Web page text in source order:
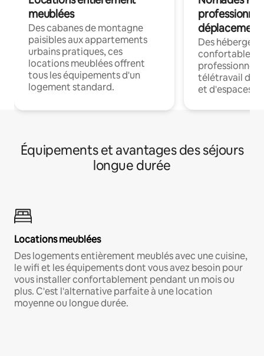
meublées
Des cabanes de montagne
paisibles aux appartements
urbains pratiques, ces
locations meublées offrent
tous les équipements d'un
logement standard.
déplacement
Des
confortables
professionnels
télétravail
et d'espaces
Équipements et avantages des séjours
longue durée
Locations meublées
Des logements entièrement meublés avec une cuisine,
le wifi et les équipements dont vous avez besoin pour
vous installer confortablement pendant un mois ou
plus. C'est l'alternative parfaite à une location
moyenne ou longue durée.